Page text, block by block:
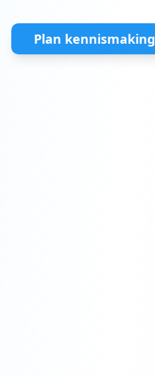
Plan kennismaking